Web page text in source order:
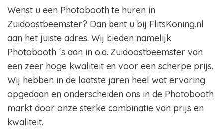
Wenst u een Photobooth te huren in
Zuidoostbeemster? Dan bent u bij FlitsKoning.nl
aan het juiste adres. Wij bieden namelijk
Photobooth ´s aan in o.a. Zuidoostbeemster van
een zeer hoge kwaliteit en voor een scherpe prijs.
Wij hebben in de laatste jaren heel wat ervaring
opgedaan en onderscheiden ons in de Photobooth
markt door onze sterke combinatie van prijs en
kwaliteit.